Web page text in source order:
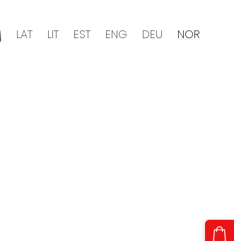
LAT LIT EST ENG DEU NOR